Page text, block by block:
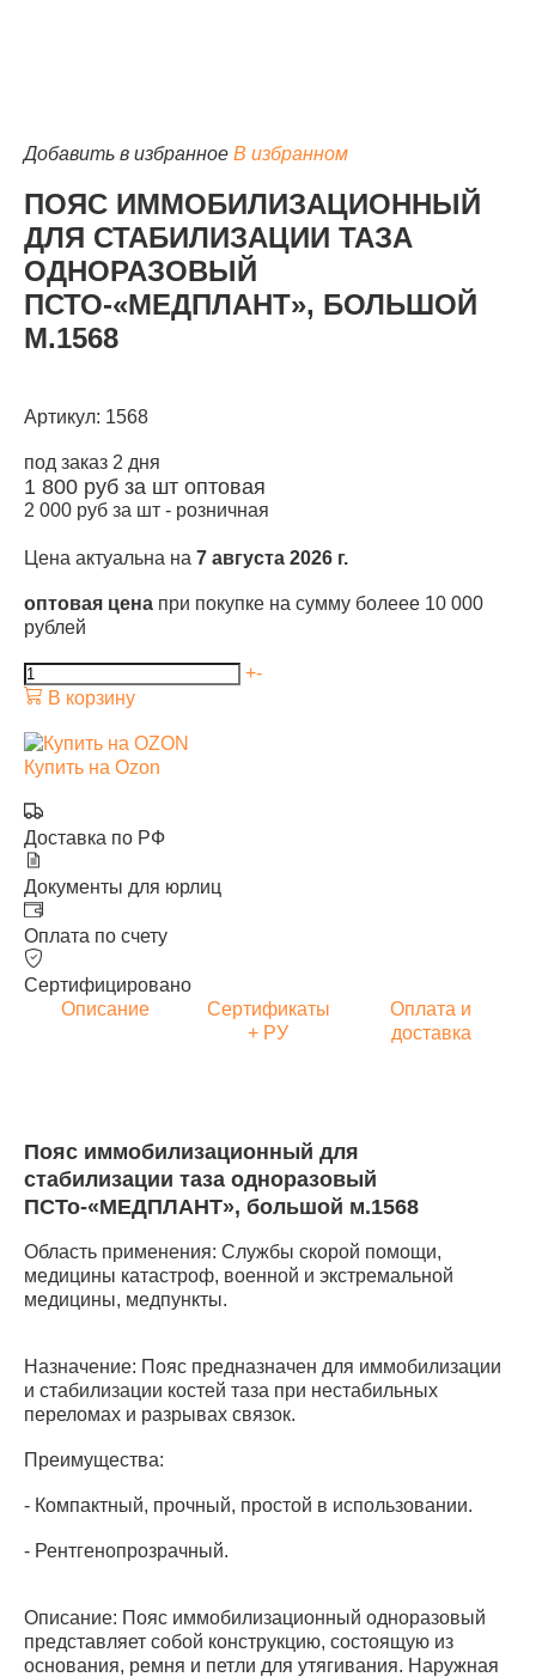
Добавить в избранное В избранном
ПОЯС ИММОБИЛИЗАЦИОННЫЙ
ДЛЯ СТАБИЛИЗАЦИИ ТАЗА
ОДНОРАЗОВЫЙ
ПСТО-«МЕДПЛАНТ», БОЛЬШОЙ
М.1568
Артикул: 1568
под заказ 2 дня
1 800 руб за шт оптовая
2 000 руб за шт - розничная
Цена актуальна на 7 августа 2026 г.
оптовая цена при покупке на сумму болеее 10 000
рублей
+-
В корзину
Купить на Ozon
Доставка по РФ
Документы для юрлиц
Оплата по счету
Сертифицировано
Описание
Сертификаты
+ РУ
Оплата и
доставка
Пояс иммобилизационный для
стабилизации таза одноразовый
ПСТо-«МЕДПЛАНТ», большой м.1568
Область применения: Службы скорой помощи,
медицины катастроф, военной и экстремальной
медицины, медпункты.
Назначение: Пояс предназначен для иммобилизации
и стабилизации костей таза при нестабильных
переломах и разрывах связок.
Преимущества:
- Компактный, прочный, простой в использовании.
- Рентгенопрозрачный.
Описание: Пояс иммобилизационный одноразовый
представляет собой конструкцию, состоящую из
основания, ремня и петли для утягивания. Наружная